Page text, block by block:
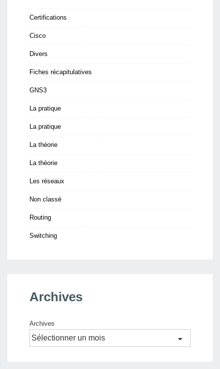
Certifications
Cisco
Divers
Fiches récapitulatives
GNS3
La pratique
La pratique
La théorie
La théorie
Les réseaux
Non classé
Routing
Switching
Archives
Archives